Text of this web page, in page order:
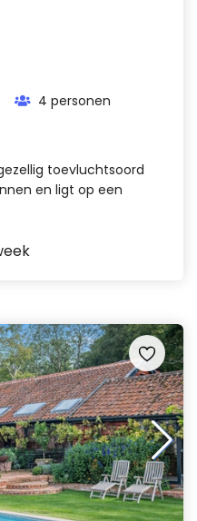
4 personen
toevluchtsoord
en ligt op een